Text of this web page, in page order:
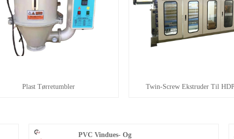
Plast Tørretumbler Twin-Screw Ekstruder Til
PVC Vindues- Og